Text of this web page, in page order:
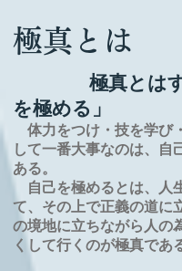
極真とは
極真とは
を極める」
体力をつけ・技を学び
して一番大事なのは、自
ある。
自己を極めるとは、
人
て、その上で正義の道に
の境地に立ちながら人の
くして行くのが極真であ